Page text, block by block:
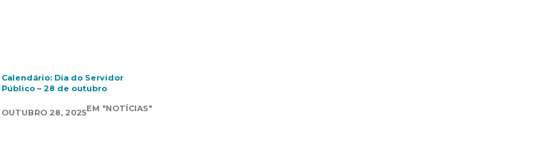
Calendário: Dia do Servidor
Público – 28 de outubro
OUTUBRO 28, 2025EM "NOTÍCIAS"